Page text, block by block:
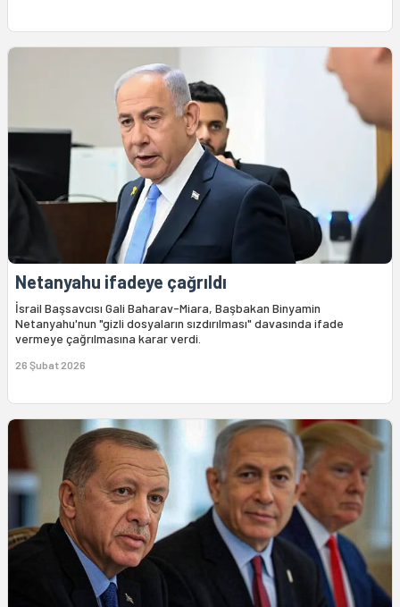
Netanyahu ifadeye çağrıldı
İsrail Başsavcısı Gali Baharav-Miara, Başbakan Binyamin
Netanyahu'nun "gizli dosyaların sızdırılması" davasında ifade
vermeye çağrılmasına karar verdi.
26 Şubat 2026